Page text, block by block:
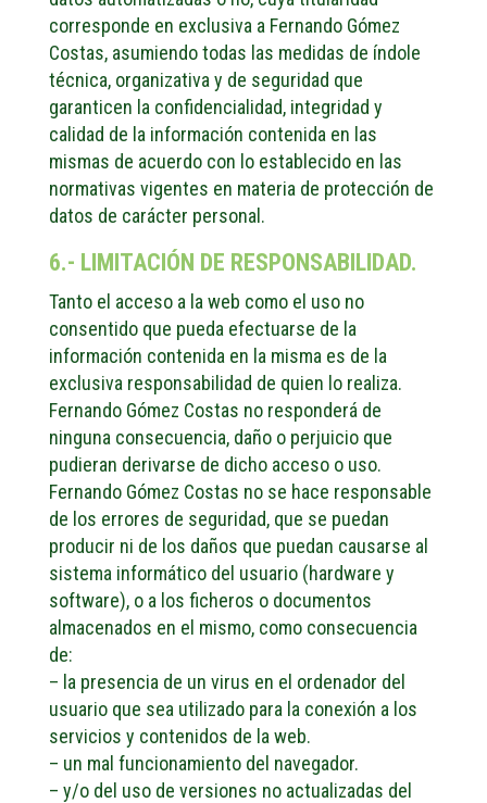
corresponde en exclusiva a Fernando Gómez
Costas, asumiendo todas las medidas de índole
técnica, organizativa y de seguridad que
garanticen la confidencialidad, integridad y
calidad de la información contenida en las
mismas de acuerdo con lo establecido en las
normativas vigentes en materia de protección de
datos de carácter personal.
6.- LIMITACIÓN DE RESPONSABILIDAD.
Tanto el acceso a la web como el uso no
consentido que pueda efectuarse de la
información contenida en la misma es de la
exclusiva responsabilidad de quien lo realiza.
Fernando Gómez Costas no responderá de
ninguna consecuencia, daño o perjuicio que
pudieran derivarse de dicho acceso o uso.
Fernando Gómez Costas no se hace responsable
de los errores de seguridad, que se puedan
producir ni de los daños que puedan causarse al
sistema informático del usuario (hardware y
software), o a los ficheros o documentos
almacenados en el mismo, como consecuencia
de:
– la presencia de un virus en el ordenador del
usuario que sea utilizado para la conexión a los
servicios y contenidos de la web.
– un mal funcionamiento del navegador.
– y/o del uso de versiones no actualizadas del